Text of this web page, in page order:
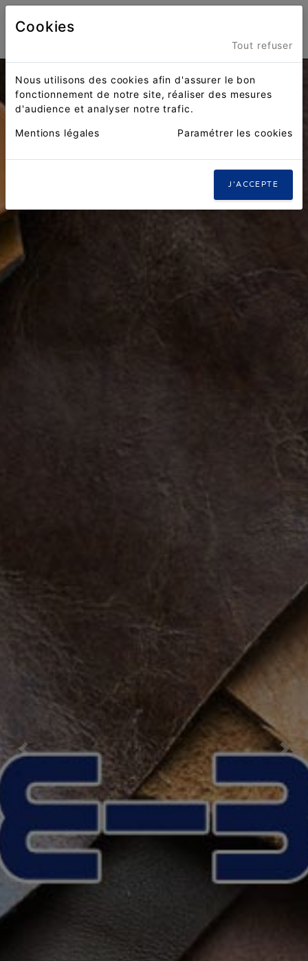
Previous Next
Cookies
Tout refuser
Nous utilisons des cookies afin d'assurer le bon
fonctionnement de notre site, réaliser des mesures
d'audience et analyser notre trafic.
Mentions légales Paramétrer les cookies
J'ACCEPTE